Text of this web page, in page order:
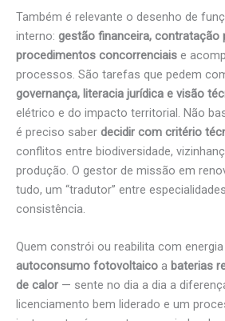
Também é relevante o desenho de
interno: gestão financeira, contratação
procedimentos concorrenciais e
processos. São tarefas que pedem
governança, literacia jurídica e visão
elétrico e do impacto territorial. Não
é preciso saber decidir com critério
conflitos entre biodiversidade,
produção. O gestor de missão em
tudo, um “tradutor” entre
consistência.
Quem constrói ou reabilita com
autoconsumo fotovoltaico a baterias
de calor — sente no dia a dia a
licenciamento bem liderado e um